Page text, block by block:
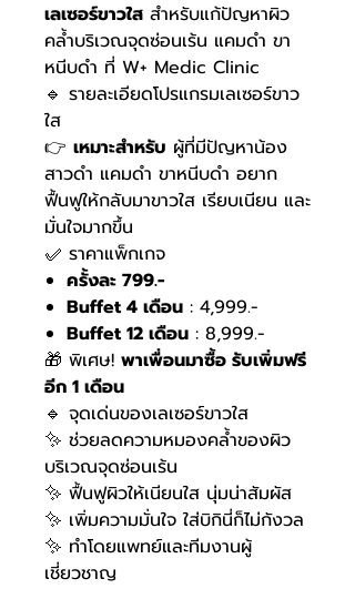
เลเซอร์ขาวใส สำหรับแก้ปัญหาผิว
คล้ำบริเวณจุดซ่อนเร้น แคมดำ ขา
หนีบดำ ที่ W+ Medic Clinic
🔹 รายละเอียดโปรแกรมเลเซอร์ขาว
ใส
👉 เหมาะสำหรับ ผู้ที่มีปัญหาน้อง
สาวดำ แคมดำ ขาหนีบดำ อยาก
ฟื้นฟูให้กลับมาขาวใส เรียบเนียน และ
มั่นใจมากขึ้น
✅ ราคาแพ็กเกจ
ครั้งละ 799.-
Buffet 4 เดือน : 4,999.-
Buffet 12 เดือน : 8,999.-
🎁 พิเศษ! พาเพื่อนมาซื้อ รับเพิ่มฟรี
อีก 1 เดือน
🔹 จุดเด่นของเลเซอร์ขาวใส
✨ ช่วยลดความหมองคล้ำของผิว
บริเวณจุดซ่อนเร้น
✨ ฟื้นฟูผิวให้เนียนใส นุ่มน่าสัมผัส
✨ เพิ่มความมั่นใจ ใส่บิกินี่ก็ไม่กังวล
✨ ทำโดยแพทย์และทีมงานผู้
เชี่ยวชาญ